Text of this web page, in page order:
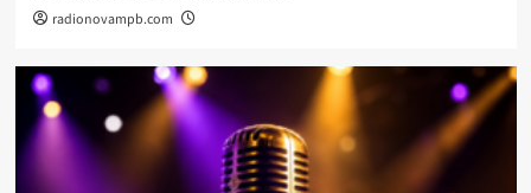
radionovampb.com